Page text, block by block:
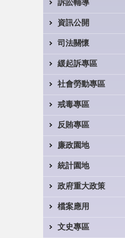
訴訟輔導
資訊公開
司法關懷
緩起訴專區
社會勞動專區
戒毒專區
反賄專區
廉政園地
統計園地
政府重大政策
檔案應用
文史專區